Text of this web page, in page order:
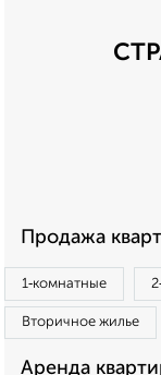
Продажа
1‑комнатные
Вторичное жилье
Аренда